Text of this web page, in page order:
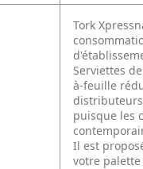
Tork
Serviettes
à-feuille
puisque les
Il est
votre